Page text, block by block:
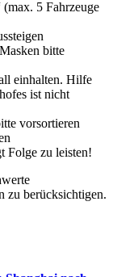
5 Fahrzeuge
bitte
einhalten. Hilfe
ist nicht
vorsortieren
Folge zu leisten!
zu berücksichtigen.